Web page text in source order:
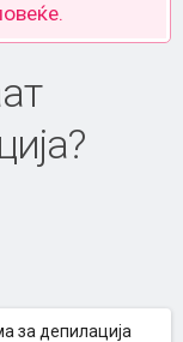
за депилација